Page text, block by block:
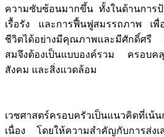
ความซับซ้อนมากขึ้น ทั้งในด้านการ
เรื้อรัง และการฟื้นฟูสมรรถภาพ เพื่
ชีวิตได้อย่างมีคุณภาพและมีศักดิ์ศรี
สมจึงต้องเป็นแบบองค์รวม ครอบค
สังคม และสิ่งแวดล้อม
เวชศาสตร์ครอบครัวเป็นแนวคิดที่เน้
เนื่อง โดยให้ความสำคัญกับการส่ง